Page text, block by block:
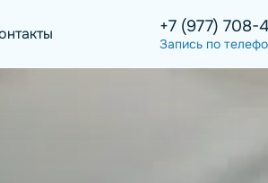
+7 (977) 708-
Запись по